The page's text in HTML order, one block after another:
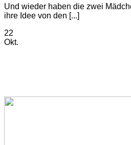
Und wieder haben die zwei
ihre Idee von den [...]
22
Okt.